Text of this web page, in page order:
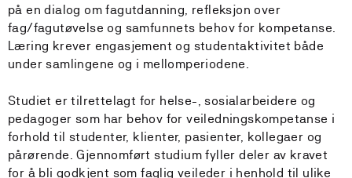
på en dialog om fagutdanning, refleksjon over
fag/fagutøvelse og samfunnets behov for kompetanse.
Læring krever engasjement og studentaktivitet både
under samlingene og i mellomperiodene.
Studiet er tilrettelagt for helse-, sosialarbeidere og
pedagoger som har behov for veiledningskompetanse i
forhold til studenter, klienter, pasienter, kollegaer og
pårørende. Gjennomført studium fyller deler av kravet
for å bli godkjent som faglig veileder i henhold til ulike